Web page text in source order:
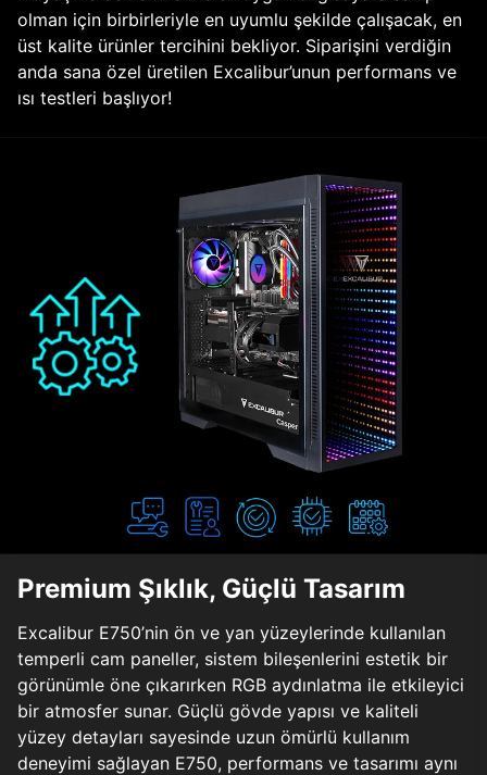
olman için birbirleriyle en uyumlu şekilde çalışacak, en
üst kalite ürünler tercihini bekliyor. Siparişini verdiğin
anda sana özel üretilen Excalibur’unun performans ve
ısı testleri başlıyor!
Premium Şıklık, Güçlü Tasarım
Excalibur E750’nin ön ve yan yüzeylerinde kullanılan
temperli cam paneller, sistem bileşenlerini estetik bir
görünümle öne çıkarırken RGB aydınlatma ile etkileyici
bir atmosfer sunar. Güçlü gövde yapısı ve kaliteli
yüzey detayları sayesinde uzun ömürlü kullanım
deneyimi sağlayan E750, performans ve tasarımı aynı